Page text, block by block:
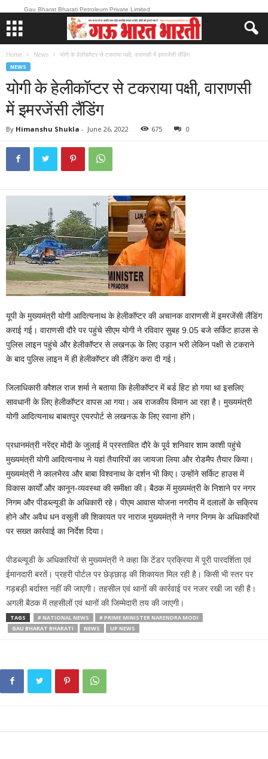
Gau Bharat Bharati Petroleum Private Limited
Home News योगी के हेलीकॉप्टर से टकराया पक्षी, वाराणसी में इमरजेंसी लैंडिंग
NEWS
योगी के हेलीकॉप्टर से टकराया पक्षी, वाराणसी
में इमरजेंसी लैंडिंग
By Himanshu Shukla - June 26, 2022 675 0
यूपी के मुख्यमंत्री योगी आदित्यनाथ के हेलीकॉप्टर की अचानक वाराणसी में इमरजेंसी लैंडिंग
कराई गई। वाराणसी दौरे पर पहुंचे सीएम योगी ने रविवार सुबह 9.05 बजे सर्किट हाउस से
पुलिस लाइन पहुंचे और हेलीकॉप्टर से लखनऊ के लिए उड़ान भरी लेकिन पक्षी से टकराने
के बाद पुलिस लाइन में ही हेलीकॉप्टर की लैंडिंग करा दी गई।
जिलाधिकारी कौशल राज शर्मा ने बताया कि हेलीकॉप्टर में बर्ड हिट हो गया था इसलिए
सावधानी के लिए हेलीकॉप्टर वापस आ गया। अब राजकीय विमान आ रहा है। मुख्यमंत्री
योगी आदित्यनाथ बाबतपुर एयरपोर्ट से लखनऊ के लिए रवाना होंगे।
प्रधानमंत्री नरेंद्र मोदी के जुलाई में प्रस्तावित दौरे के पूर्व शनिवार शाम काशी पहुंचे
मुख्यमंत्री योगी आदित्यनाथ ने यहां तैयारियों का जायजा लिया और रोडमैप तैयार किया।
मुख्यमंत्री ने कालभैरव और बाबा विश्वनाथ के दर्शन भी किए। उन्होंने सर्किट हाउस में
विकास कार्यों और कानून-व्यवस्था की समीक्षा की। बैठक में मुख्यमंत्री के निशाने पर नगर
निगम और पीडब्ल्यूडी के अधिकारी रहे। पीएम आवास योजना नगरीय में दलालों के सक्रिय
होने और अवैध धन वसूली की शिकायत पर नाराज मुख्यमंत्री ने नगर निगम के अधिकारियों
पर सख्त कार्रवाई का निर्देश दिया।
पीडब्ल्यूडी के अधिकारियों से मुख्यमंत्री ने कहा कि टेंडर प्रक्रिया में पूरी पारदर्शिता एवं
ईमानदारी बरतें। प्रहरी पोर्टल पर छेड़छाड़ की शिकायत मिल रही है। किसी भी स्तर पर
गड़बड़ी बर्दाश्त नहीं की जाएगी। तहसील एवं थानों की कार्रवाई पर नजर रखी जा रही है।
अगली बैठक में तहसीलों एवं थानों की जिम्मेदारी तय की जाएगी।
TAGS # NATIONAL NEWS
# PRIME MINISTER NARENDRA MODI
GAU BHARAT BHARATI
NEWS UP NEWS